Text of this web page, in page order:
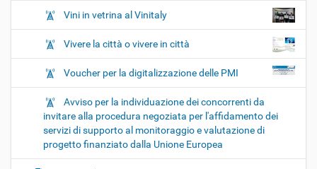
Vini in vetrina al Vinitaly
Vivere la città o vivere in città
Voucher per la digitalizzazione delle PMI
Avviso per la individuazione dei concorrenti da
invitare alla procedura negoziata per l'affidamento dei
servizi di supporto al monitoraggio e valutazione di
progetto finanziato dalla Unione Europea